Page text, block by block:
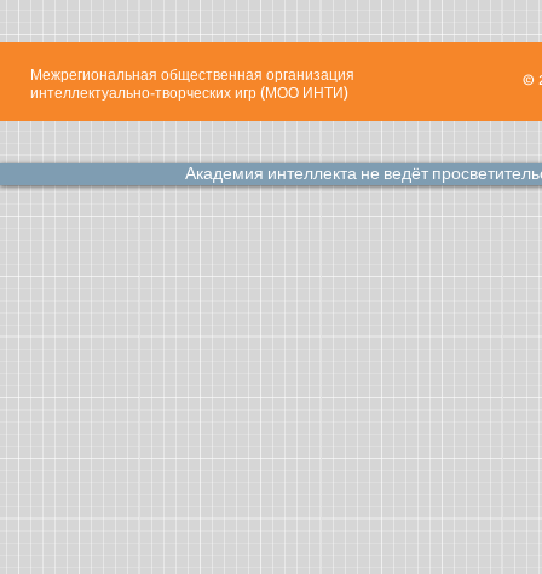
Межрегиональная общественная организация
интеллектуально-творческих игр (МОО ИНТИ)
©
Академия интеллекта не ведёт